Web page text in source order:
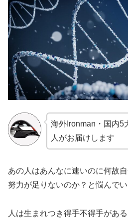
海外Ironman・国内5
人がお届けします
あの人はあんなに速いのに何故
努力が足りないのか？と悩んでい
人は生まれつき得手不得手があ